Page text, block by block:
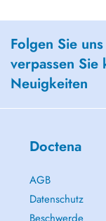
Folgen Sie
verpassen Sie
Neuigkeiten
Doctena
AGB
Datenschutz